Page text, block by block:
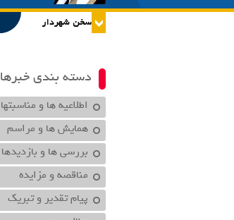
دسته بندی خبرها
اطلاعیه ها و مناسبتها
همایش ها و مراسم
بررسی ها و بازدیدها
مناقصه و مزایده
پیام تقدیر و تبریک